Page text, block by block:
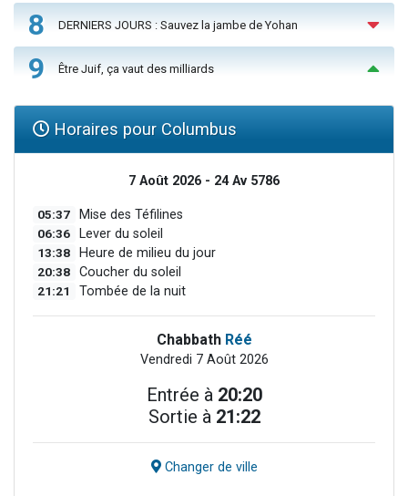
8 DERNIERS JOURS : Sauvez la jambe de Yohan
9 Être Juif, ça vaut des milliards
Horaires pour Columbus
7 Août 2026 - 24 Av 5786
05:37 Mise des Téfilines
06:36 Lever du soleil
13:38 Heure de milieu du jour
20:38 Coucher du soleil
21:21 Tombée de la nuit
Chabbath Réé
Vendredi 7 Août 2026
Entrée à 20:20
Sortie à 21:22
Changer de ville